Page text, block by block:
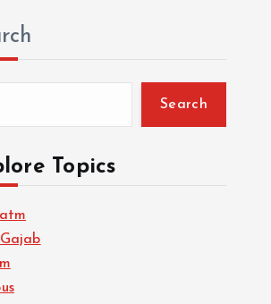
Search
Topics